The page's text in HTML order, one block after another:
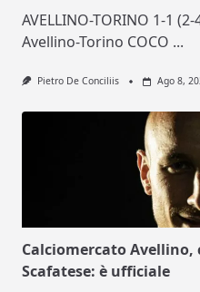
AVELLINO-TORINO 1-1
Avellino-Torino COCO ...
Pietro De Conciliis Ago 8,
Calciomercato
Scafatese: è ufficiale